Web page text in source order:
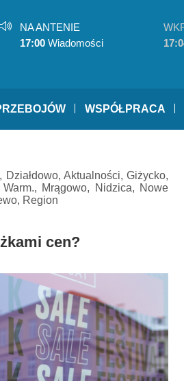
NA ANTENIE
17:00 Wiadomości
WSPÓŁPRACA
, Działdowo, Aktualności, Giżycko,
, Mrągowo, Nidzica, Nowe
, Region
cen?